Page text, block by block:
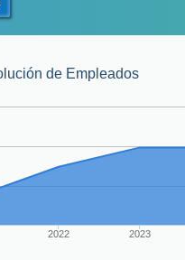
de Empleados
2022 2023